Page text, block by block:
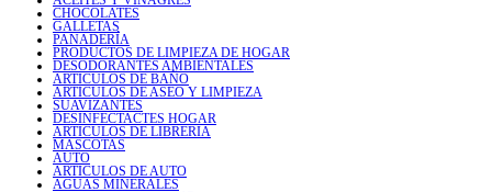
CHOCOLATES
GALLETAS
PANADERÍA
PRODUCTOS DE LIMPIEZA DE HOGAR
DESODORANTES AMBIENTALES
ARTICULOS DE BAÑO
ARTICULOS DE ASEO Y LIMPIEZA
SUAVIZANTES
DESINFECTACTES HOGAR
ARTICULOS DE LIBRERIA
MASCOTAS
AUTO
ARTICULOS DE AUTO
AGUAS MINERALES